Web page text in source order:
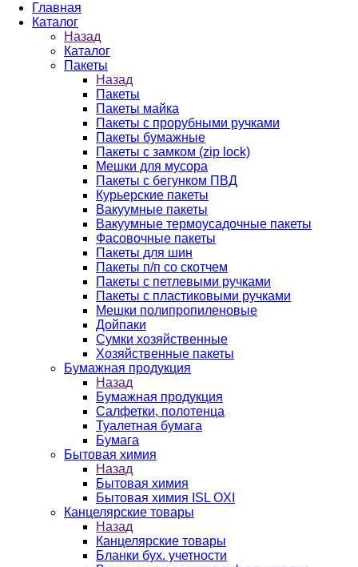
Главная
Каталог
Назад
Каталог
Пакеты
Назад
Пакеты
Пакеты майка
Пакеты с прорубными ручками
Пакеты бумажные
Пакеты с замком (zip lock)
Мешки для мусора
Пакеты с бегунком ПВД
Курьерские пакеты
Вакуумные пакеты
Вакуумные термоусадочные пакеты
Фасовочные пакеты
Пакеты для шин
Пакеты п/п со скотчем
Пакеты с петлевыми ручками
Пакеты с пластиковыми ручками
Мешки полипропиленовые
Дойпаки
Сумки хозяйственные
Хозяйственные пакеты
Бумажная продукция
Назад
Бумажная продукция
Салфетки, полотенца
Туалетная бумага
Бумага
Бытовая химия
Назад
Бытовая химия
Бытовая химия ISL OXI
Канцелярские товары
Назад
Канцелярские товары
Бланки бух. учетности